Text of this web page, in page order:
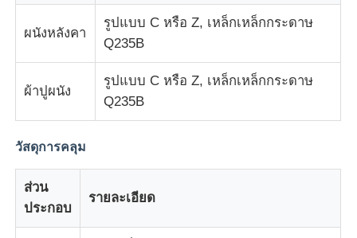
โกดังโครงสร้างเหล็ก
อาคารเหล็กพาณิชย์
โครงสร้างการเหมืองแร่
โรงเก็บเครื่องบินโครงสร้างเหล็ก
ผนังหลังคา
รูปแบบ C หรือ Z, เหล็กเหล็กกระดาษ
Q235B
ผ้าปูผนัง
รูปแบบ C หรือ Z, เหล็กเหล็กกระดาษ
Q235B
วัสดุการคลุม
ส่วน
ประกอบ
รายละเอียด